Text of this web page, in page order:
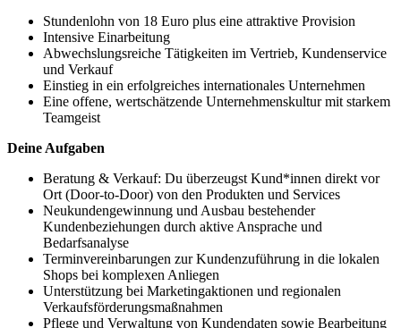
Stundenlohn von 18 Euro plus eine attraktive Provision
Intensive Einarbeitung
Abwechslungsreiche Tätigkeiten im Vertrieb, Kundenservice
und Verkauf
Einstieg in ein erfolgreiches internationales Unternehmen
Eine offene, wertschätzende Unternehmenskultur mit starkem
Teamgeist
Deine Aufgaben
Beratung & Verkauf: Du überzeugst Kund*innen direkt vor
Ort (Door-to-Door) von den Produkten und Services
Neukundengewinnung und Ausbau bestehender
Kundenbeziehungen durch aktive Ansprache und
Bedarfsanalyse
Terminvereinbarungen zur Kundenzuführung in die lokalen
Shops bei komplexen Anliegen
Unterstützung bei Marketingaktionen und regionalen
Verkaufsförderungsmaßnahmen
Pflege und Verwaltung von Kundendaten sowie Bearbeitung